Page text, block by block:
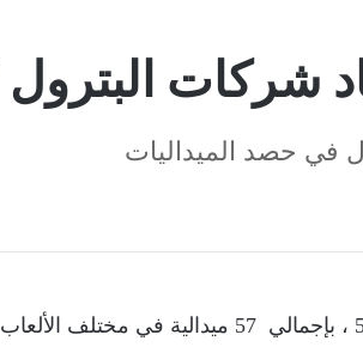
في حصد الميداليات
حققت فرق شركات البترول نتائج متميزة في أولمبياد الشركات رقم 58 ، بإجمالي 57 ميدالية في مختلف الألعاب